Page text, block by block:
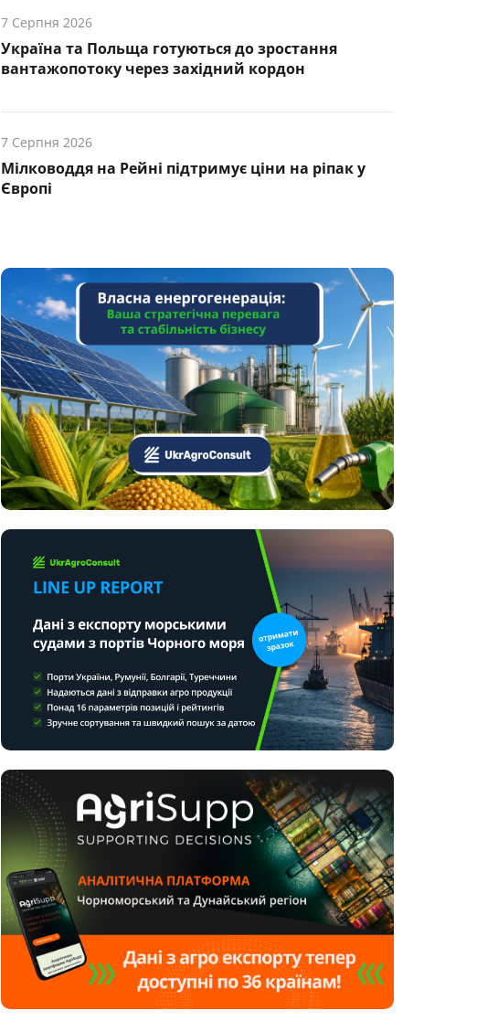
7 Серпня 2026
Україна та Польща готуються до зростання
вантажопотоку через західний кордон
7 Серпня 2026
Мілководдя на Рейні підтримує ціни на ріпак у
Європі